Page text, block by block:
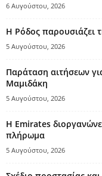
6 Αυγούστου, 2026
Η Ρόδος παρουσιάζει
5 Αυγούστου, 2026
Παράταση αιτήσεων
Μαμιδάκη
5 Αυγούστου, 2026
Η Emirates
πλήρωμα
5 Αυγούστου, 2026